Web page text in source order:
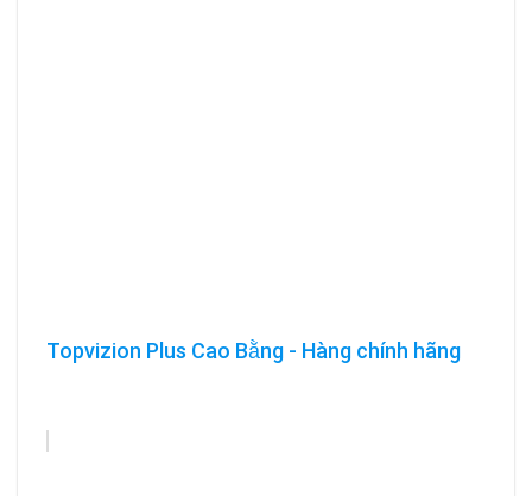
Topvizion Plus Cao Bằng - Hàng chính hãng